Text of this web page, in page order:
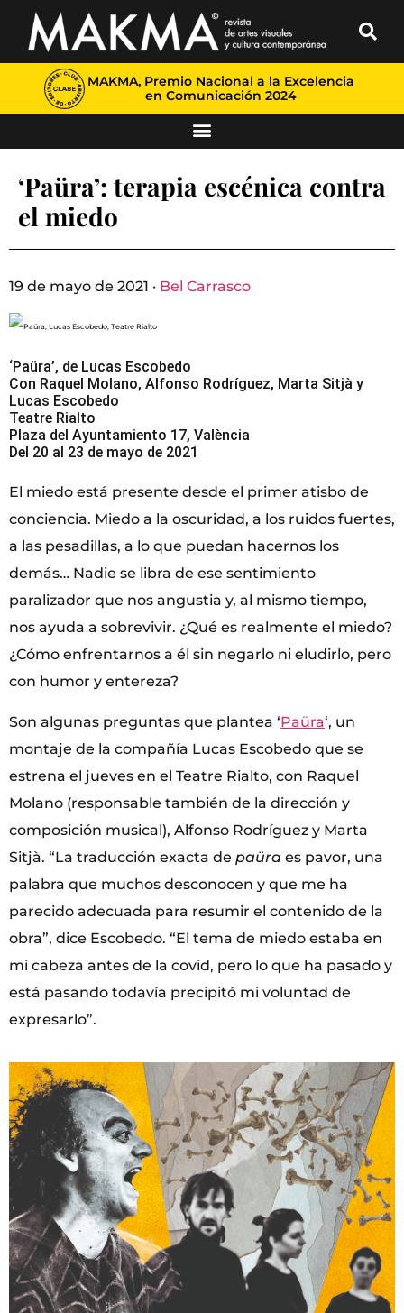
MAKMA, Premio Nacional a la Excelencia
en Comunicación 2024
‘Paüra’: terapia escénica contra
el miedo
19 de mayo de 2021 · Bel Carrasco
‘Paüra’, de Lucas Escobedo
Con Raquel Molano, Alfonso Rodríguez, Marta Sitjà y
Lucas Escobedo
Teatre Rialto
Plaza del Ayuntamiento 17, València
Del 20 al 23 de mayo de 2021
El miedo está presente desde el primer atisbo de
conciencia. Miedo a la oscuridad, a los ruidos fuertes,
a las pesadillas, a lo que puedan hacernos los
demás… Nadie se libra de ese sentimiento
paralizador que nos angustia y, al mismo tiempo,
nos ayuda a sobrevivir. ¿Qué es realmente el miedo?
¿Cómo enfrentarnos a él sin negarlo ni eludirlo, pero
con humor y entereza?
Son algunas preguntas que plantea ‘Paüra‘, un
montaje de la compañía Lucas Escobedo que se
estrena el jueves en el Teatre Rialto, con Raquel
Molano (responsable también de la dirección y
composición musical), Alfonso Rodríguez y Marta
Sitjà. “La traducción exacta de paüra es pavor, una
palabra que muchos desconocen y que me ha
parecido adecuada para resumir el contenido de la
obra”, dice Escobedo. “El tema de miedo estaba en
mi cabeza antes de la covid, pero lo que ha pasado y
está pasando todavía precipitó mi voluntad de
expresarlo”.